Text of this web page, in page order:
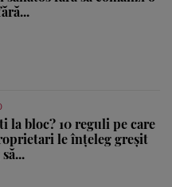
la bloc? 10 reguli pe care
le înțeleg greșit